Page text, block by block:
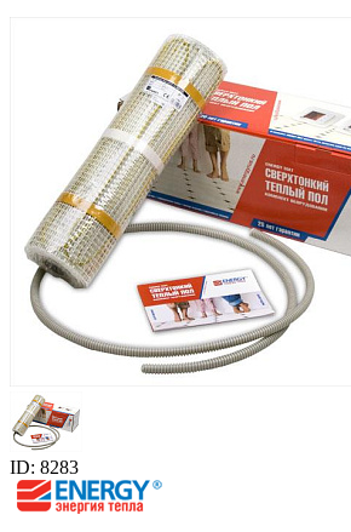
ID: 8283